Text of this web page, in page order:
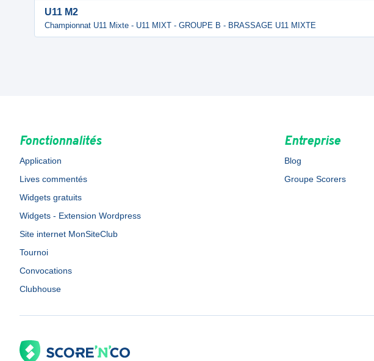
U11 M2
Championnat U11 Mixte - U11 MIXT - GROUPE B - BRASSAGE U11 MIXTE
Fonctionnalités
Application
Lives commentés
Widgets gratuits
Widgets - Extension Wordpress
Site internet MonSiteClub
Tournoi
Convocations
Clubhouse
Entreprise
Blog
Groupe Scorers